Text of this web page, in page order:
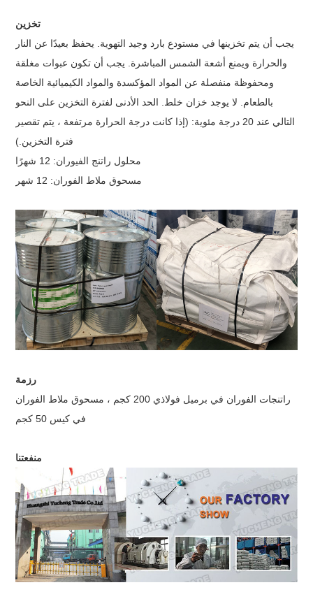
تخزين
يجب أن يتم تخزينها في مستودع بارد وجيد التهوية. يحفظ بعيدًا عن النار
والحرارة ويمنع أشعة الشمس المباشرة. يجب أن تكون عبوات مغلقة
ومحفوظة منفصلة عن المواد المؤكسدة والمواد الكيميائية الخاصة
بالطعام. لا يوجد خزان خلط. الحد الأدنى لفترة التخزين على النحو
التالي عند 20 درجة مئوية: (إذا كانت درجة الحرارة مرتفعة ، يتم تقصير
فترة التخزين.)
محلول راتنج الفيوران: 12 شهرًا
مسحوق ملاط ​​الفوران: 12 شهر
رزمة
راتنجات الفوران في برميل فولاذي 200 كجم ، مسحوق ملاط ​​الفوران
في كيس 50 كجم
منفعتنا